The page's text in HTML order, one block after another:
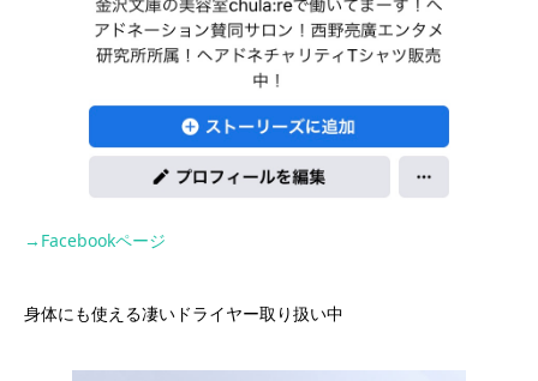
→Facebookページ
身体にも使える凄いドライヤー取り扱い中